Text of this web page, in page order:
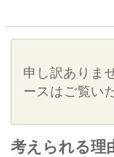
申し訳ありま
ースはご覧い
考えられる理